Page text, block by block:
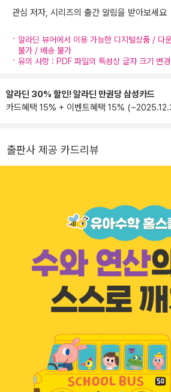
관심 저자, 시리즈의 출간 알림을 받아보세요
알라딘 뷰어에서 이용 가능한 디지털상품 / 다
불가 / 배송 불가
유의 사항 : PDF 파일의 특성상 글자 크기 변
알라딘 30% 할인! 알라딘 만권당 삼성카드
카드혜택 15% + 이벤트혜택 15%
출판사 제공 카드리뷰